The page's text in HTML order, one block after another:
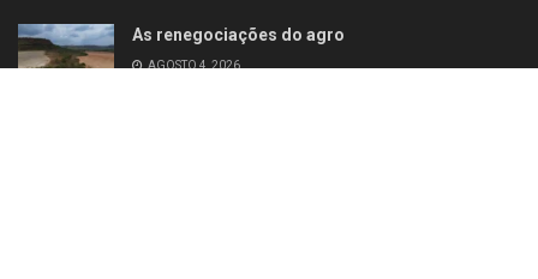
As renegociações do agro
AGOSTO 4, 2026